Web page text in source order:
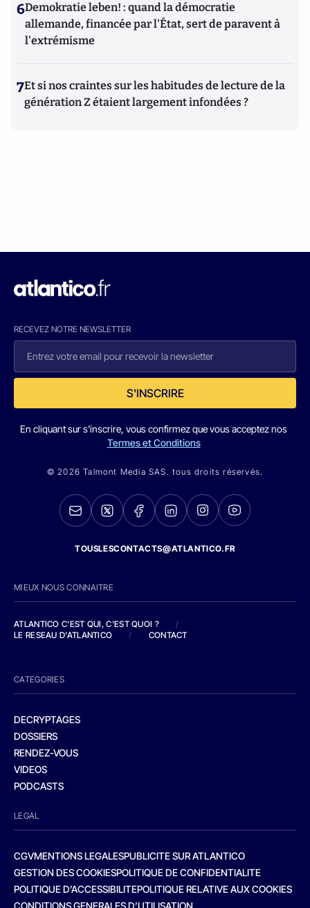
6Demokratie leben! : quand la démocratie
allemande, financée par l'État, sert de paravent à
l'extrémisme
7Et si nos craintes sur les habitudes de lecture de la
génération Z étaient largement infondées ?
RECEVEZ NOTRE NEWSLETTER
S'INSCRIRE
En cliquant sur s'inscrire, vous confirmez que vous acceptez nos
Termes et Conditions
© 2026 Talmont Media SAS. tous droits réservés.
TOUSLESCONTACTS@ATLANTICO.FR
MIEUX NOUS CONNAITRE
ATLANTICO C'EST QUI, C'EST QUOI ?
/
LE RESEAU D'ATLANTICO
/ CONTACT
CATEGORIES
DECRYPTAGES
DOSSIERS
RENDEZ-VOUS
VIDEOS
PODCASTS
LEGAL
CGVMENTIONS LEGALESPUBLICITE SUR ATLANTICO
GESTION DES COOKIESPOLITIQUE DE CONFIDENTIALITE
POLITIQUE D’ACCESSIBILITEPOLITIQUE RELATIVE AUX COOKIES
CONDITIONS GENERALES D’UTILISATION